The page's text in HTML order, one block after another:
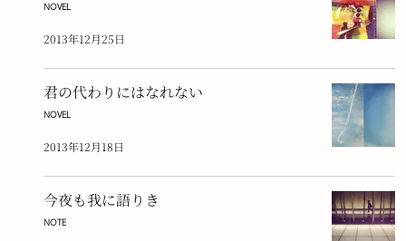
NOVEL
2013年12月25日
君の代わりにはなれない
NOVEL
2013年12月18日
今夜も我に語りき
NOTE